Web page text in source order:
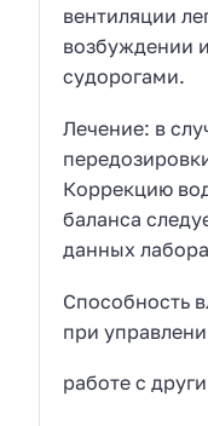
вентиляции
возбуждении
судорогами.
Лечение: в
Коррекцию
баланса
данных
Способность
при
работе с